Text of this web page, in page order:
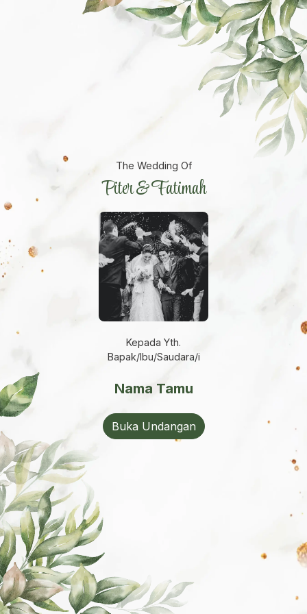
The Wedding Of
Piter & Fatimah
Kepada Yth.
Bapak/Ibu/Saudara/i
Nama Tamu
Buka Undangan